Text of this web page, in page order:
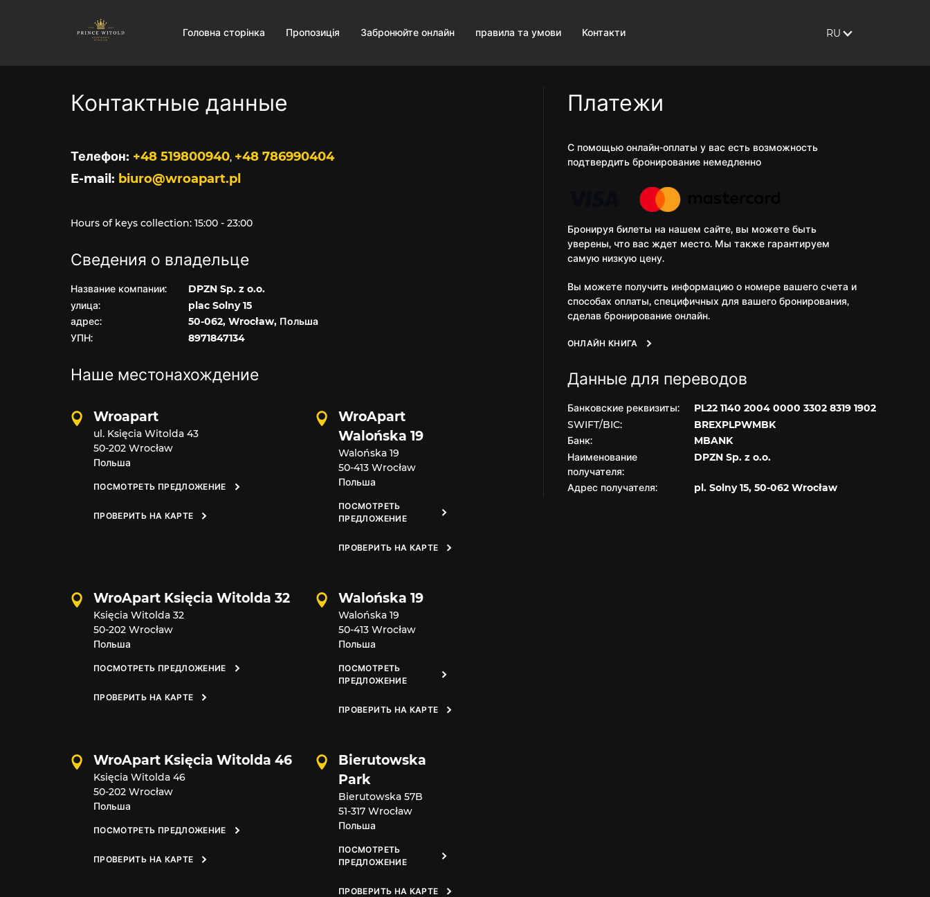
Головна сторінка Пропозиція Забронюйте онлайн правила та умови Контакти ЯЗЫК САЙТА:
RU
, ПОКАЗАТЬ
Контактные данные
Телефон +48 519800940, +48 786990404
E-mail
biuro@wroapart.pl
Hours of keys collection: 15:00 - 23:00
Сведения о владельце
Название компании:
DPZN Sp. z o.o.
улица:
plac Solny 15
адрес:
50-062, Wrocław, Польша
УПН:
8971847134
Наше местонахождение
Wroapart
ul. Księcia Witolda 43
50-202 Wrocław
Польша
ПОСМОТРЕТЬ ПРЕДЛОЖЕНИЕ
ПРОВЕРИТЬ НА КАРТЕ
WroApart
Walońska 19
Walońska 19
50-413 Wrocław
Польша
ПОСМОТРЕТЬ
ПРЕДЛОЖЕНИЕ
ПРОВЕРИТЬ НА КАРТЕ
WroApart Księcia Witolda 32
Księcia Witolda 32
50-202 Wrocław
Польша
ПОСМОТРЕТЬ ПРЕДЛОЖЕНИЕ
ПРОВЕРИТЬ НА КАРТЕ
Walońska 19
Walońska 19
50-413 Wrocław
Польша
ПОСМОТРЕТЬ
ПРЕДЛОЖЕНИЕ
ПРОВЕРИТЬ НА КАРТЕ
WroApart Księcia Witolda 46
Księcia Witolda 46
50-202 Wrocław
Польша
ПОСМОТРЕТЬ ПРЕДЛОЖЕНИЕ
ПРОВЕРИТЬ НА КАРТЕ
Bierutowska
Park
Bierutowska 57B
51-317 Wrocław
Польша
ПОСМОТРЕТЬ
ПРЕДЛОЖЕНИЕ
ПРОВЕРИТЬ НА КАРТЕ
Платежи
С помощью онлайн-оплаты у вас есть возможность
подтвердить бронирование немедленно
Бронируя билеты на нашем сайте, вы можете быть
уверены, что вас ждет место. Мы также гарантируем
самую низкую цену.
Вы можете получить информацию о номере вашего счета и
способах оплаты, специфичных для вашего бронирования,
сделав бронирование онлайн.
ОНЛАЙН КНИГА
Данные для переводов
Банковские реквизиты:
PL22 1140 2004 0000 3302 8319 1902
SWIFT/BIC:
BREXPLPWMBK
Банк:
MBANK
Наименование
получателя:
DPZN Sp. z o.o.
Адрес получателя: pl. Solny 15, 50-062 Wrocław